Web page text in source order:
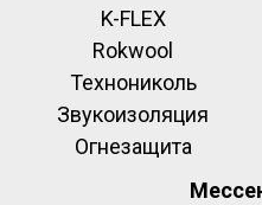
K-FLEX
Rokwool
Технониколь
Звукоизоляция
Огнезащита